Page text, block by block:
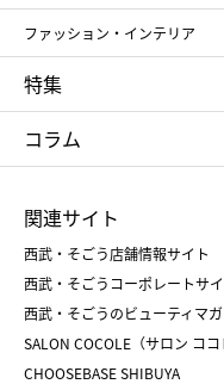
お中元
ポール&ジョー ボーテ
NARS
RMK
クリニーク
アンリ・シャルパンティエ
ゴディバ
たねや
ねんりん家
ファッション・インテリア
ポロ ラルフ ローレン
タケオ キクチ
シュタイフ
特集
お中元
ひな人形
父の日
クリスマスケーキ
ホワイトデー
コラム
菓子折り
和菓子
人気のギフト
バレンタイン
おせち
関連サイト
西武・そごう店舗情報サイト
西武・そごうコーポレートサ
西武・そごうのビューティマ
SALON COCOLE（サロン ココ
CHOOSEBASE SHIBUYA